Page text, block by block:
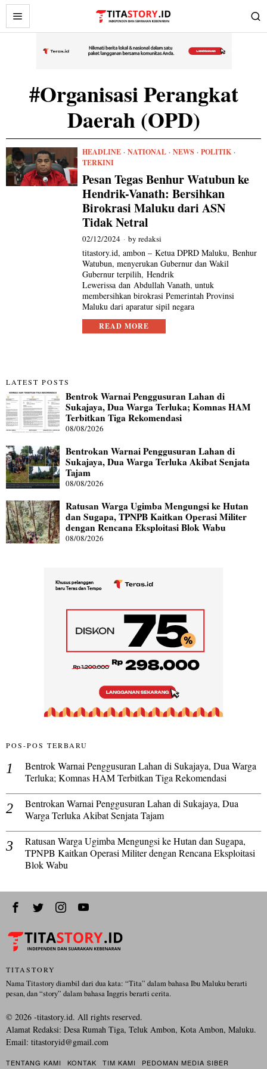
#Organisasi Perangkat
Daerah (OPD)
HEADLINE · NATIONAL · NEWS · POLITIK ·
TERKINI
Pesan Tegas Benhur Watubun ke
Hendrik-Vanath: Bersihkan
Birokrasi Maluku dari ASN
Tidak Netral
02/12/2024 byredaksi
titastory.id, ambon – Ketua DPRD Maluku, Benhur
Watubun, menyerukan Gubernur dan Wakil
Gubernur terpilih, Hendrik
Lewerissa dan Abdullah Vanath, untuk
membersihkan birokrasi Pemerintah Provinsi
Maluku dari aparatur sipil negara
READ MORE
LATEST POSTS
Bentrok Warnai Penggusuran Lahan di
Sukajaya, Dua Warga Terluka; Komnas HAM
Terbitkan Tiga Rekomendasi
08/08/2026
Bentrokan Warnai Penggusuran Lahan di
Sukajaya, Dua Warga Terluka Akibat Senjata
Tajam
08/08/2026
Ratusan Warga Ugimba Mengungsi ke Hutan
dan Sugapa, TPNPB Kaitkan Operasi Militer
dengan Rencana Eksploitasi Blok Wabu
08/08/2026
POS-POS TERBARU
Bentrok Warnai Penggusuran Lahan di Sukajaya, Dua Warga
Terluka; Komnas HAM Terbitkan Tiga Rekomendasi
Bentrokan Warnai Penggusuran Lahan di Sukajaya, Dua
Warga Terluka Akibat Senjata Tajam
Ratusan Warga Ugimba Mengungsi ke Hutan dan Sugapa,
TPNPB Kaitkan Operasi Militer dengan Rencana Eksploitasi
Blok Wabu
TITASTORY
Nama Titastory diambil dari dua kata: “Tita” dalam bahasa Ibu Maluku berarti
pesan, dan “story” dalam bahasa Inggris berarti cerita.
© 2026 -titastory.id. All rights reserved.
Alamat Redaksi: Desa Rumah Tiga, Teluk Ambon, Kota Ambon, Maluku.
Email: titastoryid@gmail.com
TENTANG KAMI KONTAK TIM KAMI
PEDOMAN MEDIA SIBER